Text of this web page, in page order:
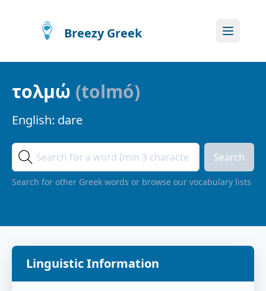
Breezy Greek
τολμώ (tolmó)
English: dare
Search
Search for other Greek words or browse our vocabulary lists
Linguistic Information